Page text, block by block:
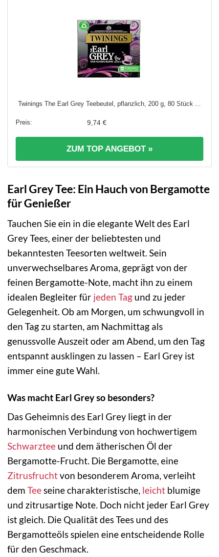
Twinings The Earl Grey Teebeutel, pflanzlich, 200 g, 80 Stück ...
9,74 €
ZUM TOP ANGEBOT »
Earl Grey Tee: Ein Hauch von Bergamotte
für Genießer
Tauchen Sie ein in die elegante Welt des Earl
Grey Tees, einer der beliebtesten und
bekanntesten Teesorten weltweit. Sein
unverwechselbares Aroma, geprägt von der
feinen Bergamotte-Note, macht ihn zu einem
idealen Begleiter für jeden Tag und zu jeder
Gelegenheit. Ob am Morgen, um schwungvoll in
den Tag zu starten, am Nachmittag als
genussvolle Auszeit oder am Abend, um den Tag
entspannt ausklingen zu lassen – Earl Grey ist
immer eine gute Wahl.
Was macht Earl Grey so besonders?
Das Geheimnis des Earl Grey liegt in der
harmonischen Verbindung von hochwertigem
Schwarztee und dem ätherischen Öl der
Bergamotte-Frucht. Die Bergamotte, eine
Zitrusfruchtvon besonderem Aroma, verleiht
dem Teeseine charakteristische, leicht blumige
und zitrusartige Note. Doch nicht jeder Earl Grey
ist gleich. Die Qualität des Tees und des
Bergamotteöls spielen eine entscheidende Rolle
für den Geschmack.